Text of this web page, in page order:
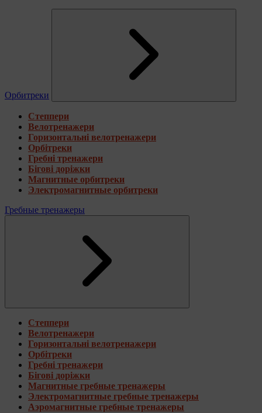
Орбитреки
Степпери
Велотренажери
Горизонтальні велотренажери
Орбітреки
Гребні тренажери
Бігові доріжки
Магнитные орбитреки
Электромагнитные орбитреки
Гребные тренажеры
Степпери
Велотренажери
Горизонтальні велотренажери
Орбітреки
Гребні тренажери
Бігові доріжки
Магнитные гребные тренажеры
Электромагнитные гребные тренажеры
Аэромагнитные гребные тренажеры